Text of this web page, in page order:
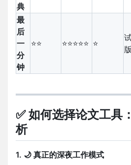
典
最
后
一
分
钟
⭐⭐ ⭐⭐⭐⭐⭐ ⭐
版
✅ 如何选择论文工具：
析
1. 🌙 真正的深夜工作模式